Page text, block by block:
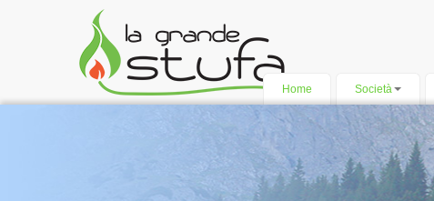
Salta al contenuto principale
Home Società